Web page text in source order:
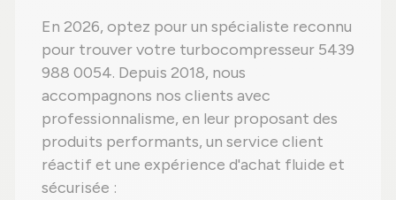
En 2026, optez pour un spécialiste reconnu
pour trouver votre turbocompresseur 5439
988 0054. Depuis 2018, nous
accompagnons nos clients avec
professionnalisme, en leur proposant des
produits performants, un service client
réactif et une expérience d'achat fluide et
sécurisée :